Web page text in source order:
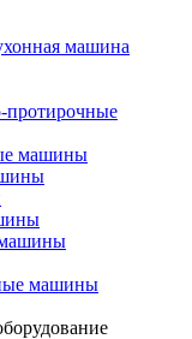
машина
протирочные
машины
машины
машины